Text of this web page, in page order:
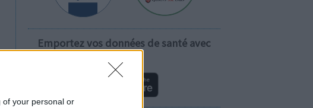
of your personal or
Emportez vos données de santé avec